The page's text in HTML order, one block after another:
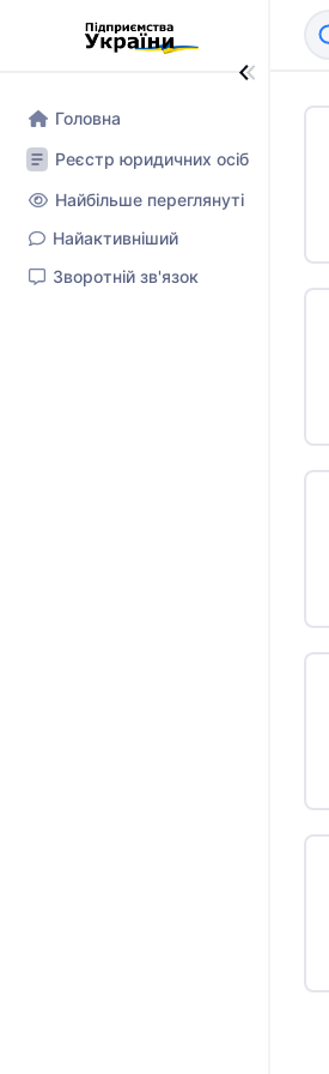
Головна
Реєстр юридичних осіб
Найбільше переглянуті
Найактивніший
Зворотній зв'язок